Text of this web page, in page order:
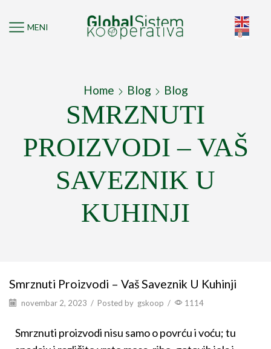
MENI
Home Blog Blog
SMRZNUTI
PROIZVODI – VAŠ
SAVEZNIK U
KUHINJI
Smrznuti Proizvodi – Vaš Saveznik U Kuhinji
novembar 2, 2023 / Posted by gskoop / 1114
Smrznuti proizvodi nisu samo o povrću i voću; tu